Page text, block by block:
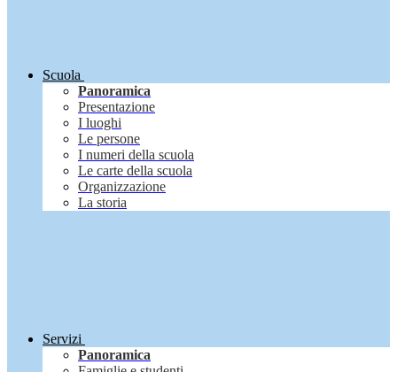
Scuola
Panoramica
Presentazione
I luoghi
Le persone
I numeri della scuola
Le carte della scuola
Organizzazione
La storia
Servizi
Panoramica